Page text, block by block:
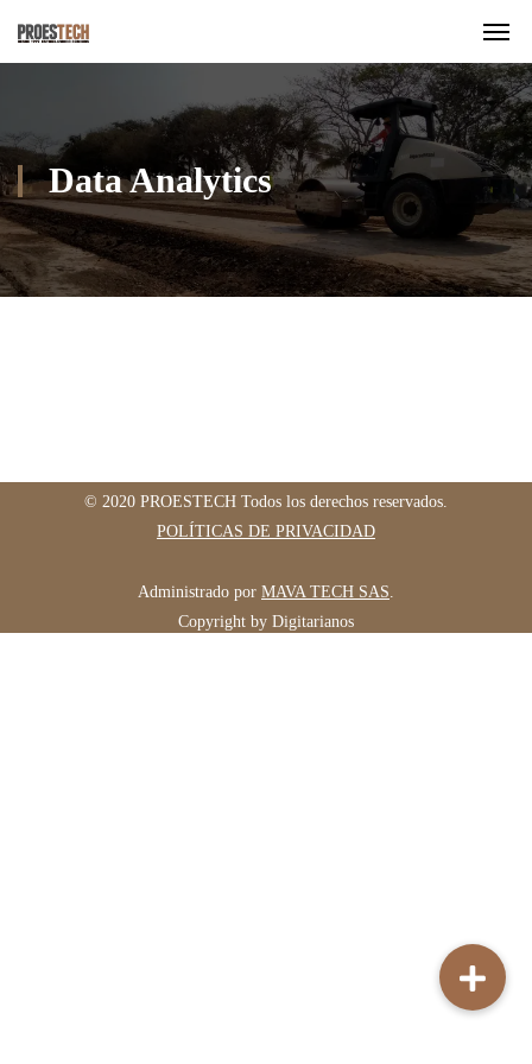
Data Analytics
© 2020 PROESTECH Todos los derechos reservados.
POLÍTICAS DE PRIVACIDAD
Administrado por MAVA TECH SAS.
Copyright by Digitarianos